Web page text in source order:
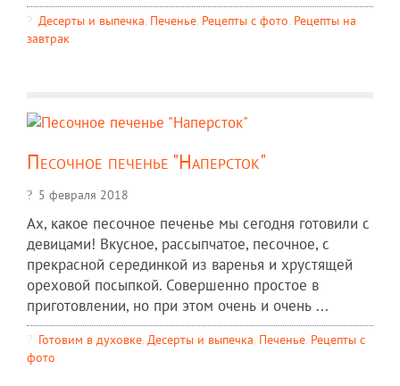
Десерты и выпечка, Печенье, Рецепты c фото, Рецепты на
завтрак
Песочное печенье "Наперсток"
5 февраля 2018
Ах, какое песочное печенье мы сегодня готовили с
девицами! Вкусное, рассыпчатое, песочное, с
прекрасной серединкой из варенья и хрустящей
ореховой посыпкой. Совершенно простое в
приготовлении, но при этом очень и очень ...
Готовим в духовке, Десерты и выпечка, Печенье, Рецепты c
фото